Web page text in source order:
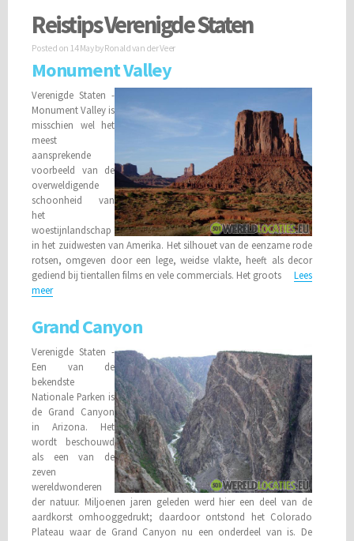
Reistips Verenigde Staten
Posted on 14 Mayby Ronald van der Veer
Monument Valley
Verenigde Staten -
Monument Valley is
misschien wel het
meest
aansprekende
voorbeeld van de
overweldigende
schoonheid van
het
woestijnlandschap
in het zuidwesten van Amerika. Het silhouet van de eenzame rode
rotsen, omgeven door een lege, weidse vlakte, heeft als decor
gediend bij tientallen films en vele commercials. Het grootsLees
meer
Grand Canyon
Verenigde Staten -
Een van de
bekendste
Nationale Parken is
de Grand Canyon
in Arizona. Het
wordt beschouwd
als een van de
zeven
wereldwonderen
der natuur. Miljoenen jaren geleden werd hier een deel van de
aardkorst omhooggedrukt; daardoor ontstond het Colorado
Plateau waar de Grand Canyon nu een onderdeel van is. De